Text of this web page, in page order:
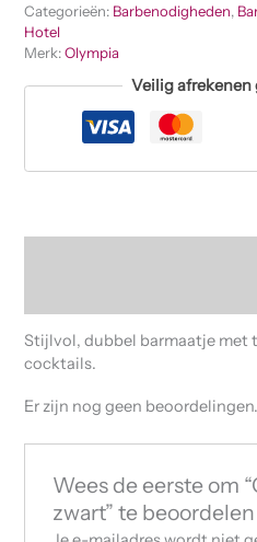
Categorieën: Barbenodigheden,
Hotel
Merk:Olympia
Veilig afrekenen
Stijlvol, dubbel barmaatje met
cocktails.
Er zijn nog geen beoordelingen.
Wees de eerste om
zwart” te beoordelen